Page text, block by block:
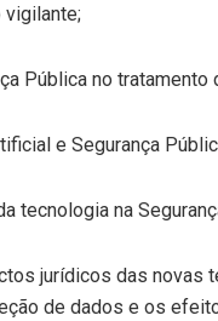
vigilante;
Pública no tratamento
e Segurança
tecnologia na
jurídicos das novas
de dados e os